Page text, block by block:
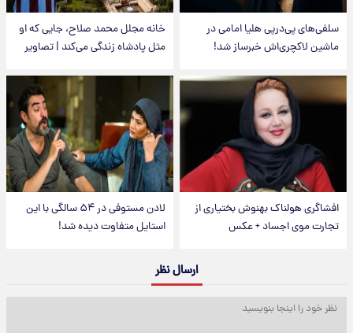
سلفی‌های پی‌درپی هلیا امامی در
ماشین لاکچری‌اش خبرساز شد!
خانه مجلل محمد صلاح، جایی که او
مثل پادشاه زندگی می‌کند | تصاویر
افشاگری هولناک بهنوش بختیاری از
تجارت موی اجساد + عکس
لادن مستوفی در ۵۴ سالگی با این
استایل متفاوت دیده شد!
ارسال نظر